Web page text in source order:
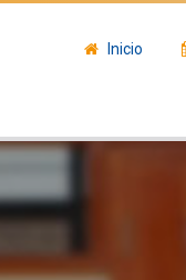
Inicio